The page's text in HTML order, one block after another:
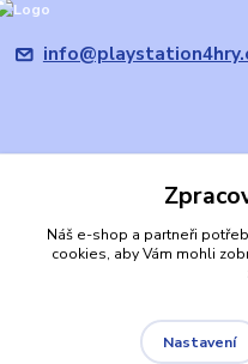
Upravit
Prohlášení: provozovatel
PRODEJHER.CZ s.r.o., která
apod. jsou registrované
Náš e-shop a partneři
cookies, aby Vám mohli
Nastavení